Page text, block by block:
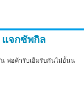
แจกซัพกิล
พ่อค้ารับเอ็มรับกันไม่อั้นน